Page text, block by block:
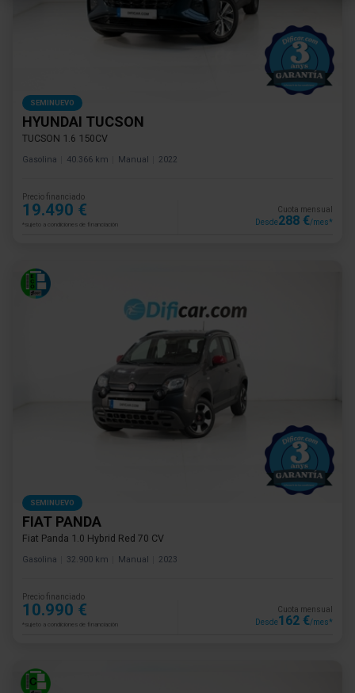
SEMINUEVO
HYUNDAI TUCSON
TUCSON 1.6 150CV
Gasolina 40.366 km Manual 2022
Precio financiado
19.490 €
*sujeto a condiciones de financiación
Cuota mensual
Desde288 €/mes*
SEMINUEVO
FIAT PANDA
Fiat Panda 1.0 Hybrid Red 70 CV
Gasolina 32.900 km Manual 2023
Precio financiado
10.990 €
*sujeto a condiciones de financiación
Cuota mensual
Desde162 €/mes*